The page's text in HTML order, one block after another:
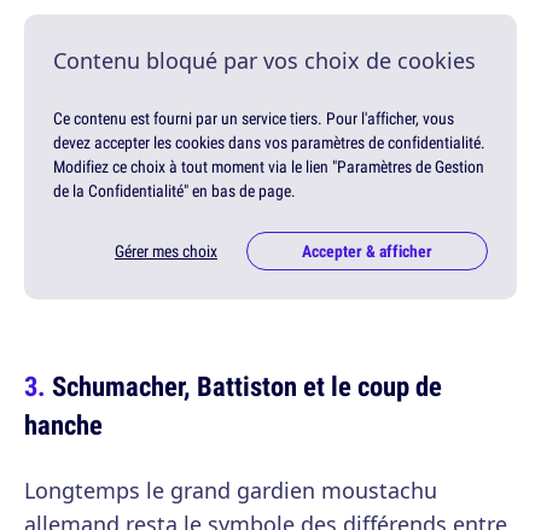
Contenu bloqué par vos choix de cookies
Ce contenu est fourni par un service tiers. Pour l'afficher, vous
devez accepter les cookies dans vos paramètres de confidentialité.
Modifiez ce choix à tout moment via le lien "Paramètres de Gestion
de la Confidentialité" en bas de page.
Gérer mes choix Accepter & afficher
Schumacher, Battiston et le coup de
hanche
Longtemps le grand gardien moustachu
allemand resta le symbole des différends entre